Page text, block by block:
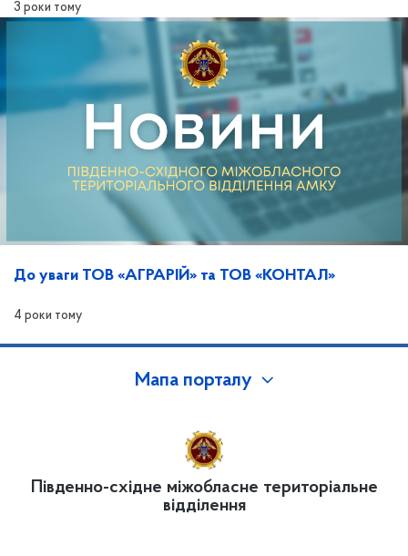
3 роки тому
До уваги ТОВ «АГРАРІЙ» та ТОВ «КОНТАЛ»
4 роки тому
Мапа порталу
Південно-східне міжобласне територіальне
відділення